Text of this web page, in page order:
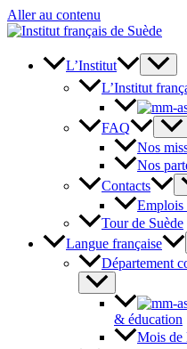
Aller au contenu
L’Institut
L’Institut
FAQ
Nos
Nos
Contacts
Emplois
Tour de Suède
Langue française
Département
& éducation
Mois de